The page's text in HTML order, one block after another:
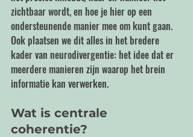
zichtbaar wordt, en hoe je hier op een
ondersteunende manier mee om kunt gaan.
Ook plaatsen we dit alles in het bredere
kader van neurodivergentie: het idee dat er
meerdere manieren zijn waarop het brein
informatie kan verwerken.
Wat is centrale
coherentie?